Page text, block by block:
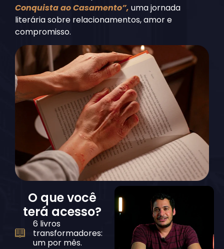
Conquista ao Casamento”, uma jornada
literária sobre relacionamentos, amor e
compromisso.
O que você
terá acesso?
6 livros
transformadores:
um por mês.